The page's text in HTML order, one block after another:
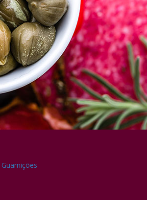
Guarnições